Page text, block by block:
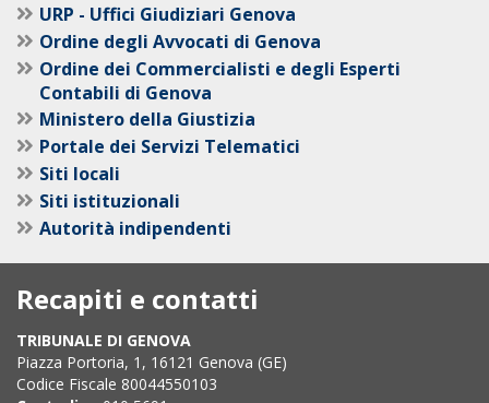
URP - Uffici Giudiziari Genova
Ordine degli Avvocati di Genova
Ordine dei Commercialisti e degli Esperti
Contabili di Genova
Ministero della Giustizia
Portale dei Servizi Telematici
Siti locali
Siti istituzionali
Autorità indipendenti
Recapiti e contatti
TRIBUNALE DI GENOVA
Piazza Portoria, 1, 16121 Genova (GE)
Codice Fiscale 80044550103